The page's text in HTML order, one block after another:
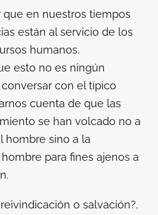
que en nuestros tiempos
están al servicio de los
humanos.
esto no es ningún
con el típico
cuenta de que las
se han volcado no a
hombre sino a la
para fines ajenos a
o salvación?,